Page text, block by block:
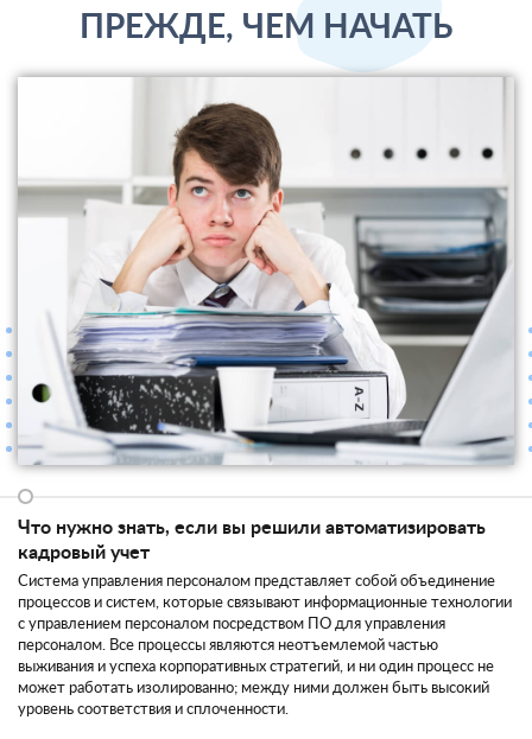
ПРЕЖДЕ, ЧЕМ НАЧАТЬ
Что нужно знать, если вы решили автоматизировать
кадровый учет
Система управления персоналом представляет собой объединение
процессов и систем, которые связывают информационные технологии
с управлением персоналом посредством ПО для управления
персоналом. Все процессы являются неотъемлемой частью
выживания и успеха корпоративных стратегий, и ни один процесс не
может работать изолированно; между ними должен быть высокий
уровень соответствия и сплоченности.